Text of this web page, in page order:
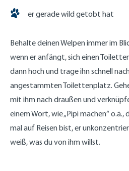
er gerade wild getobt hat
Behalte deinen Welpen immer im
wenn er anfängt, sich einen
dann hoch und trage ihn schnell
angestammten Toilettenplatz.
mit ihm nach draußen und
einem Wort, wie „Pipi machen“
mal auf Reisen bist, er
weiß, was du von ihm willst.